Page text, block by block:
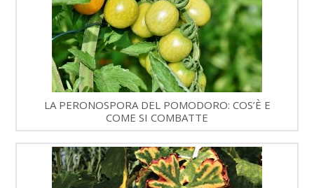
LA PERONOSPORA DEL POMODORO: COS’È E
COME SI COMBATTE